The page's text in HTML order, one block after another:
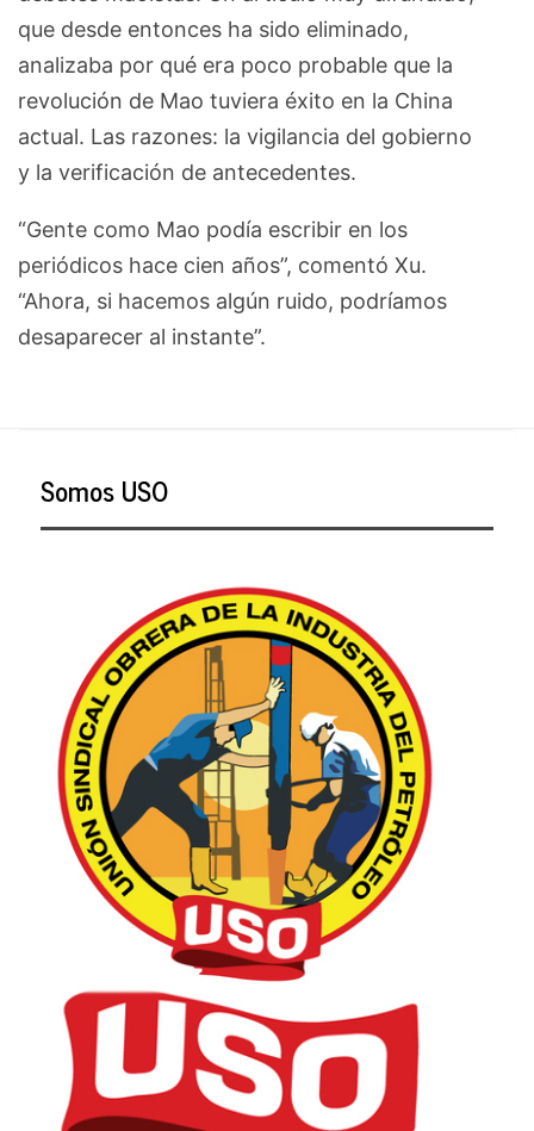
que desde entonces ha sido eliminado,
analizaba por qué era poco probable que la
revolución de Mao tuviera éxito en la China
actual. Las razones: la vigilancia del gobierno
y la verificación de antecedentes.
“Gente como Mao podía escribir en los
periódicos hace cien años”, comentó Xu.
“Ahora, si hacemos algún ruido, podríamos
desaparecer al instante”.
Somos USO